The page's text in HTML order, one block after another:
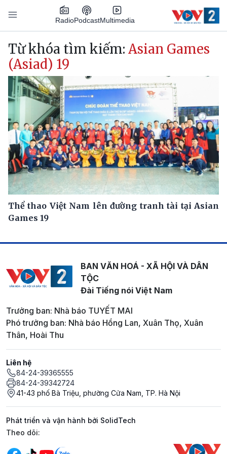
Nhảy đến nội dung
RadioPodcastMultimedia
Main navigation
Từ khóa tìm kiếm: Asian Games
(Asiad) 19
Thể thao Việt Nam lên đường tranh tài tại Asian
Games 19
BAN VĂN HOÁ - XÃ HỘI VÀ DÂN
TỘC
Đài Tiếng nói Việt Nam
Trưởng ban: Nhà báo TUYẾT MAI
Phó trưởng ban: Nhà báo Hồng Lan, Xuân Thọ, Xuân
Thân, Hoài Thu
Liên hệ
84-24-39365555
84-24-39342724
41-43 phố Bà Triệu, phường Cửa Nam, TP. Hà Nội
Phát triển và vận hành bởi SolidTech
Mạng xã hội
Theo dõi: